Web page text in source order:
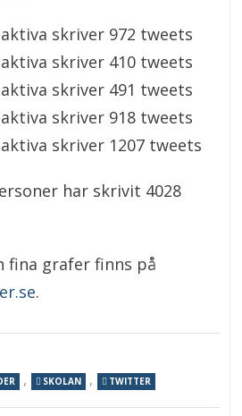
skriver 972 tweets
skriver 410 tweets
skriver 491 tweets
skriver 918 tweets
skriver 1207 tweets
har skrivit 4028
fina grafer finns på
.
, SKOLAN , TWITTER